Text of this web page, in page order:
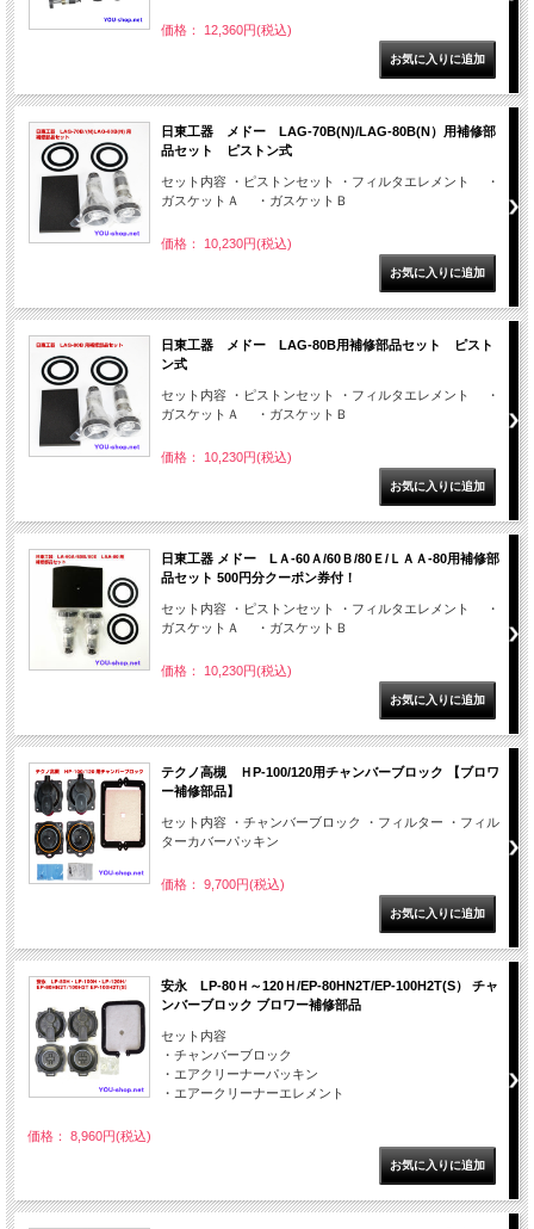
価格： 12,360円(税込)
日東工器 メドー LAG-70B(N)/LAG-80B(N）用補修部
品セット ピストン式
セット内容 ・ピストンセット ・フィルタエレメント ・
ガスケットＡ ・ガスケットＢ
価格： 10,230円(税込)
日東工器 メドー LAG-80B用補修部品セット ピスト
ン式
セット内容 ・ピストンセット ・フィルタエレメント ・
ガスケットＡ ・ガスケットＢ
価格： 10,230円(税込)
日東工器 メドー LＡ-60Ａ/60Ｂ/80Ｅ/ＬＡＡ-80用補修部
品セット 500円分クーポン券付！
セット内容 ・ピストンセット ・フィルタエレメント ・
ガスケットＡ ・ガスケットＢ
価格： 10,230円(税込)
テクノ高槻 ＨP-100/120用チャンバーブロック 【ブロワ
ー補修部品】
セット内容 ・チャンバーブロック ・フィルター ・フィル
ターカバーパッキン
価格： 9,700円(税込)
安永 LP-80Ｈ～120Ｈ/EP-80HN2T/EP-100H2T(S） チャ
ンバーブロック ブロワー補修部品
セット内容
・チャンバーブロック
・エアクリーナーパッキン
・エアークリーナーエレメント
価格： 8,960円(税込)